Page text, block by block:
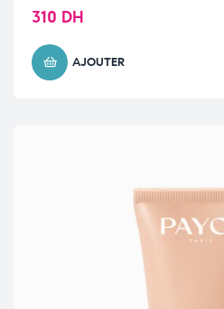
310 DH
AJOUTER